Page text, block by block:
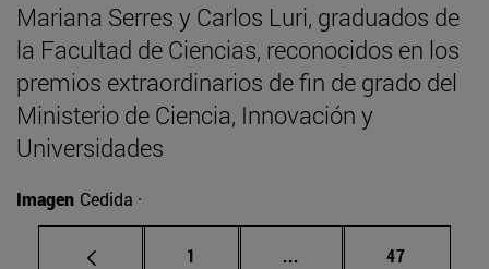
Mariana Serres y Carlos Luri, graduados de
la Facultad de Ciencias, reconocidos en los
premios extraordinarios de fin de grado del
Ministerio de Ciencia, Innovación y
Universidades
Imagen Cedida ·
Página
1 ... Páginas intermedias
Página
47